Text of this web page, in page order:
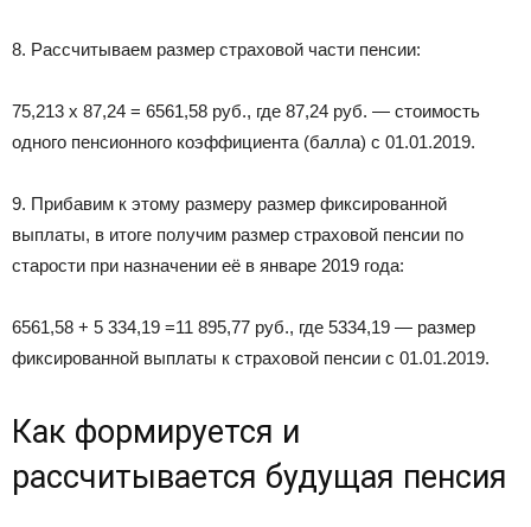
8. Рассчитываем размер страховой части пенсии:
75,213 x 87,24 = 6561,58 руб., где 87,24 руб. — стоимость
одного пенсионного коэффициента (балла) с 01.01.2019.
9. Прибавим к этому размеру размер фиксированной
выплаты, в итоге получим размер страховой пенсии по
старости при назначении её в январе 2019 года:
6561,58 + 5 334,19 =11 895,77 руб., где 5334,19 — размер
фиксированной выплаты к страховой пенсии с 01.01.2019.
Как формируется и
рассчитывается будущая пенсия